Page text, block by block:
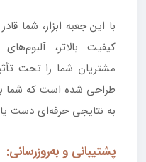
با این جعبه ابزار، شما
کیفیت بالاتر،
مشتریان شما را تحت
طراحی شده است که شما
به نتایجی حرفه‌ای دست
پشتیبانی و به‌روزرسانی: